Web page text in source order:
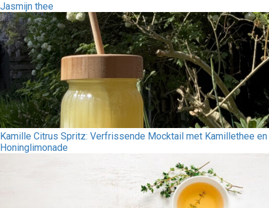
Jasmijn thee
Kamille Citrus Spritz: Verfrissende Mocktail met Kamillethee en
Honinglimonade